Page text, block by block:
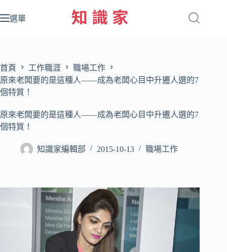
至
容
選單
首頁 工作職涯
職場工作
原來老闆要的是這種人——成為老闆心目中升遷人選的7
個特質！
原來老闆要的是這種人——成為老闆心目中升遷人選的7
個特質！
知識家編輯部 2015-10-13 職場工作